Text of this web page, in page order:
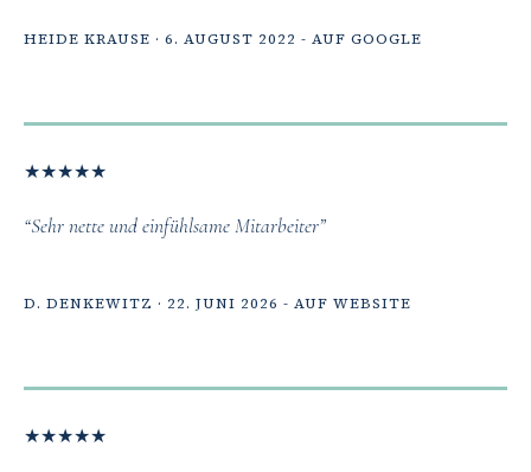
HEIDE KRAUSE · 6. AUGUST 2022 - AUF GOOGLE
★★★★★
“Sehr nette und einfühlsame Mitarbeiter”
D. DENKEWITZ · 22. JUNI 2026 - AUF WEBSITE
★★★★★